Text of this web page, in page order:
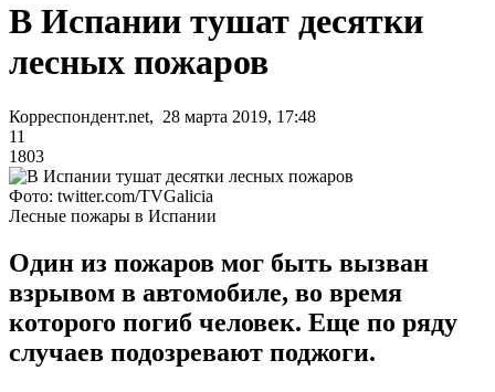
В Испании тушат десятки
лесных пожаров
Корреспондент.net, 28 марта 2019, 17:48
11
1803
Фото: twitter.com/TVGalicia
Лесные пожары в Испании
Один из пожаров мог быть вызван
взрывом в автомобиле, во время
которого погиб человек. Еще по ряду
случаев подозревают поджоги.